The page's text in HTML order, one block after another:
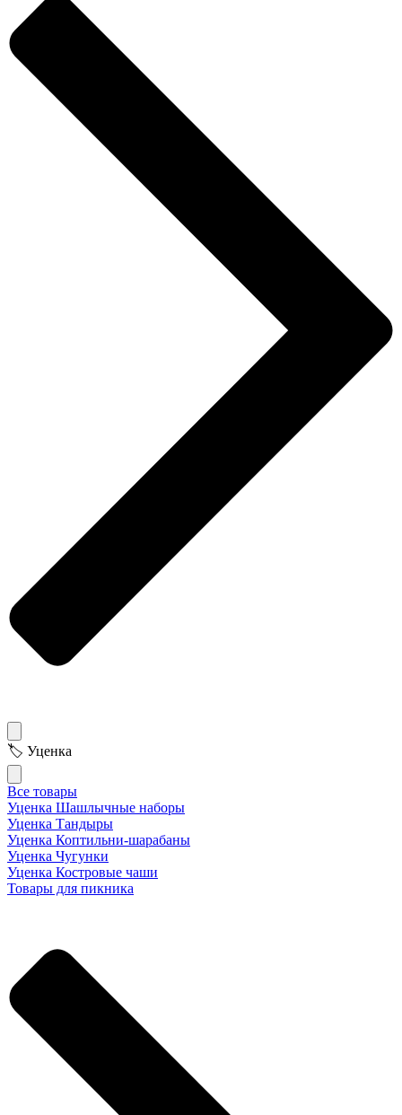
🏷 Уценка
Все товары
Уценка Шашлычные наборы
Уценка Тандыры
Уценка Коптильни-шарабаны
Уценка Чугунки
Уценка Костровые чаши
Товары для пикника